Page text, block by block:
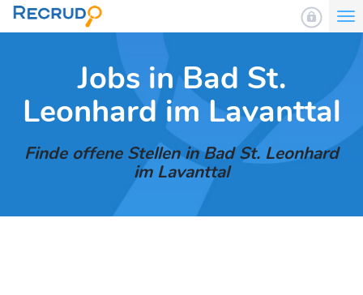
Jobs in Bad St.
Leonhard im Lavanttal
Finde offene Stellen in Bad St. Leonhard
im Lavanttal